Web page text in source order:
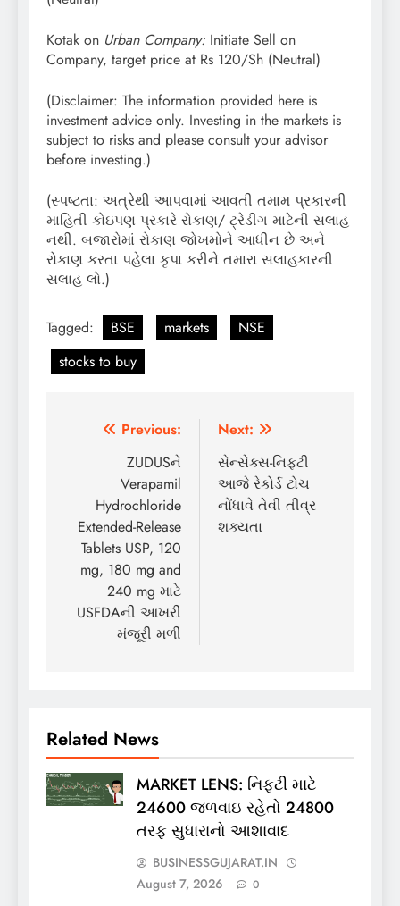
Kotak on Urban Company: Initiate Sell on
Company, target price at Rs 120/Sh (Neutral)
(Disclaimer: The information provided here is
investment advice only. Investing in the markets is
subject to risks and please consult your advisor
before investing.)
(સ્પષ્ટતા: અત્રેથી આપવામાં આવતી તમામ પ્રકારની
માહિતી કોઇપણ પ્રકારે રોકાણ/ ટ્રેડીંગ માટેની સલાહ
નથી. બજારોમાં રોકાણ જોખમોને આધીન છે અને
રોકાણ કરતા પહેલા કૃપા કરીને તમારા સલાહકારની
સલાહ લો.)
Tagged: BSE markets
NSE
stocks to buy
Post
navigation
Previous:
ZUDUSને
Verapamil
Hydrochloride
Extended-Release
Tablets USP, 120
mg, 180 mg and
240 mg માટે
USFDAની આખરી
મંજૂરી મળી
Next:
સેન્સેક્સ-નિફ્ટી
આજે રેકોર્ડ ટોચ
નોંધાવે તેવી તીવ્ર
શક્યતા
Related News
MARKET LENS: નિફ્ટી માટે
24600 જળવાઇ રહેતો 24800
તરફ સુધારાનો આશાવાદ
BUSINESSGUJARAT.IN
August 7, 2026
0